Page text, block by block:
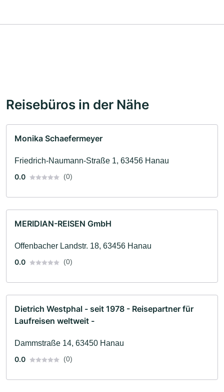
Reisebüros in der Nähe
Monika Schaefermeyer
Friedrich-Naumann-Straße 1, 63456 Hanau
0.0
(0)
MERIDIAN-REISEN GmbH
Offenbacher Landstr. 18, 63456 Hanau
0.0
(0)
Dietrich Westphal - seit 1978 - Reisepartner für
Laufreisen weltweit -
Dammstraße 14, 63450 Hanau
0.0
(0)